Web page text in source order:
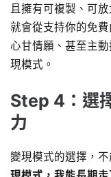
且擁有可複製、可
就會從支持你的免
心甘情願、甚至主
現模式。
Step 4：選
力
變現模式的選擇，